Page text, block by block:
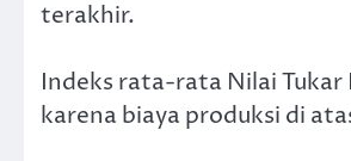
terakhir.
Indeks rata-rata Nilai Tukar
karena biaya produksi di